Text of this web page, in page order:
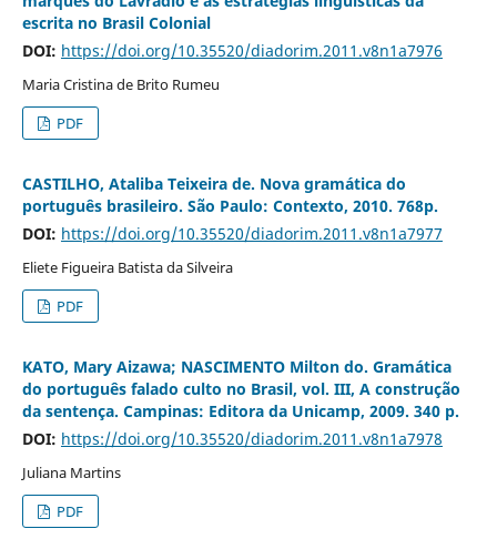
escrita no Brasil Colonial
DOI: https://doi.org/10.35520/diadorim.2011.v8n1a7976
Maria Cristina de Brito Rumeu
PDF
CASTILHO, Ataliba Teixeira de. Nova gramática do
português brasileiro. São Paulo: Contexto, 2010. 768p.
DOI: https://doi.org/10.35520/diadorim.2011.v8n1a7977
Eliete Figueira Batista da Silveira
PDF
KATO, Mary Aizawa; NASCIMENTO Milton do. Gramática
do português falado culto no Brasil, vol. III, A construção
da sentença. Campinas: Editora da Unicamp, 2009. 340 p.
DOI: https://doi.org/10.35520/diadorim.2011.v8n1a7978
Juliana Martins
PDF